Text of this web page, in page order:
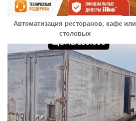
Автоматизация ресторанов, кафе или
столовых